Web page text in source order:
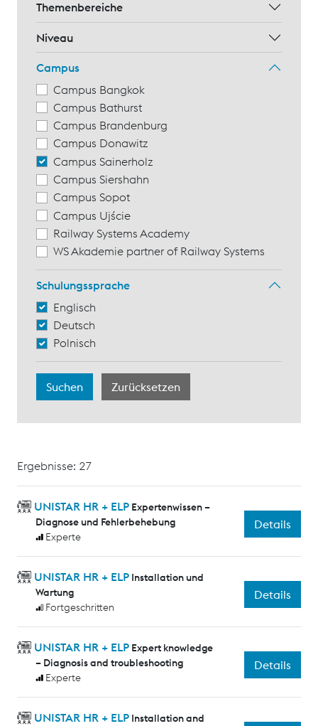
Themenbereiche
Niveau
Campus
Campus Bangkok
Campus Bathurst
Campus Brandenburg
Campus Donawitz
Campus Sainerholz
Campus Siershahn
Campus Sopot
Campus Ujście
Railway Systems Academy
WS Akademie partner of Railway Systems
Schulungssprache
Englisch
Deutsch
Polnisch
Ergebnisse: 27
UNISTAR HR + ELP Expertenwissen –
Diagnose und Fehlerbehebung
Experte
Details
UNISTAR HR + ELP Installation und
Wartung
Fortgeschritten
Details
UNISTAR HR + ELP Expert knowledge
– Diagnosis and troubleshooting
Experte
Details
UNISTAR HR + ELP Installation and